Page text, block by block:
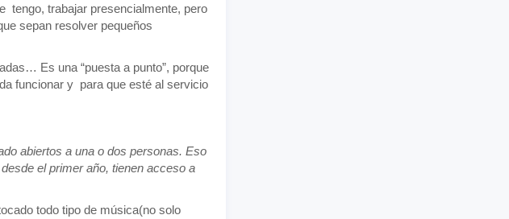
tengo, trabajar presencialmente, pero
sepan resolver pequeños
Es una “puesta a punto”, porque
funcionar y para que esté al servicio
abiertos a una o dos personas. Eso
el primer año, tienen acceso a
todo tipo de música(no solo